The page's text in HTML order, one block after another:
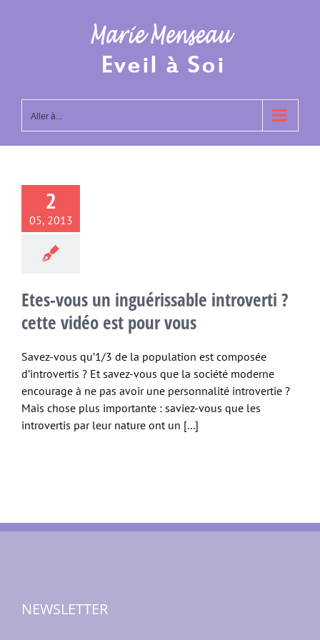
Aller à...
2
05, 2013
Etes-vous un inguérissable introverti ?
cette vidéo est pour vous
Savez-vous qu’1/3 de la population est composée
d’introvertis ? Et savez-vous que la société moderne
encourage à ne pas avoir une personnalité introvertie ?
Mais chose plus importante : saviez-vous que les
introvertis par leur nature ont un [...]
NEWSLETTER